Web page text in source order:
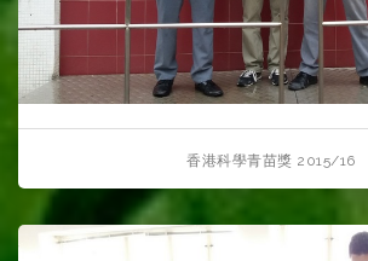
香港科學青苗獎 2015/16